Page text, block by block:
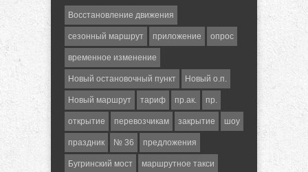
Восстановление движения
сезонный маршрут приложение опрос
временное изменение
Новый остановочный пункт Новый о.п.
Новый маршрут тариф пр.ак. пр.
открытие перевозчикам закрытие шоу
праздник № 36 предложения
Бугринский мост маршрутное такси